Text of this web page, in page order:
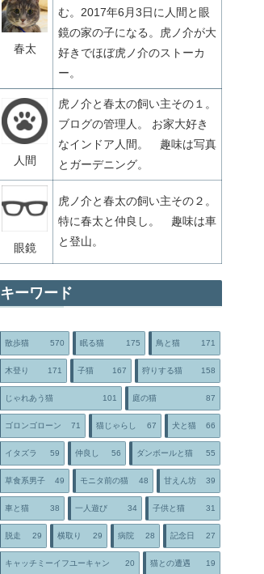
春太
む。2017年6月3日に人間と眼
鏡の家の子になる。虎ノ介が大
好きでほぼ虎ノ介のストーカ
ー。
人間
虎ノ介と春太の飼い主その１。
ブログの管理人。 お家大好き
なインドア人間。 趣味は写真
とガーデニング。
眼鏡
虎ノ介と春太の飼い主その２。
特に春太と仲良し。 趣味は車
と登山。
キーワード
散歩猫 570 眠る猫 175 鳥と猫 171
木登り 171 子猫 167 狩りする猫 158
じゃれあう猫 101 庭の猫 87
ゴロンゴローン 71 猫じゃらし 67 犬と猫 66
イタズラ 59 仲良し 56 ダンボールと猫 55
草食系男子 49 モニタ前の猫 48 甘えん坊 39
車と猫 38 一人遊び 34 子供と猫 31
脱走 29 横取り 29 病院 28 記念日 27
キャッチミーイフユーキャン 20 猫との遭遇 19